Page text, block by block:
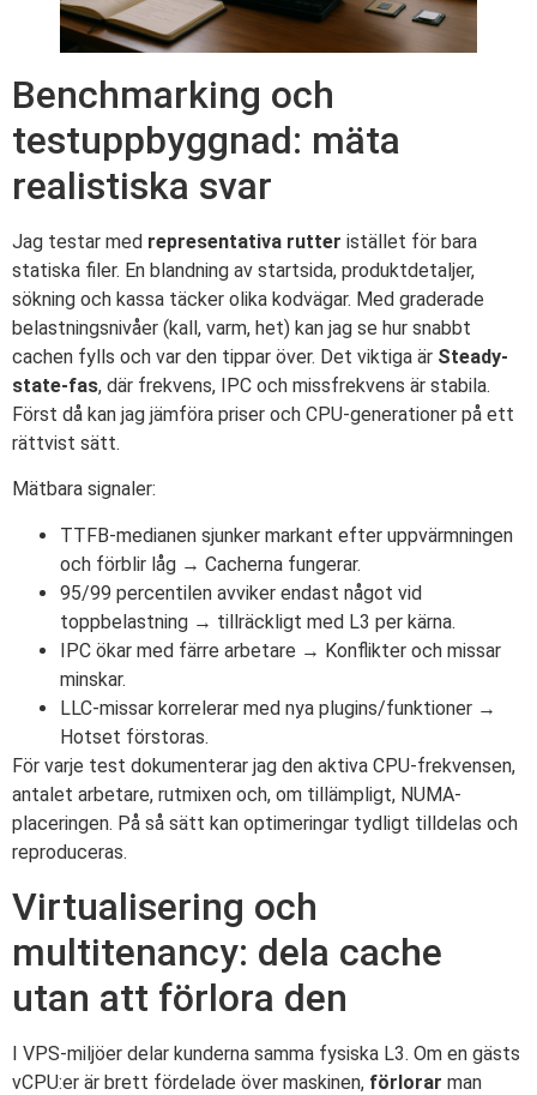
Benchmarking och
testuppbyggnad: mäta
realistiska svar
Jag testar med representativa rutter istället för bara
statiska filer. En blandning av startsida, produktdetaljer,
sökning och kassa täcker olika kodvägar. Med graderade
belastningsnivåer (kall, varm, het) kan jag se hur snabbt
cachen fylls och var den tippar över. Det viktiga är Steady-
state-fas, där frekvens, IPC och missfrekvens är stabila.
Först då kan jag jämföra priser och CPU-generationer på ett
rättvist sätt.
Mätbara signaler:
TTFB-medianen sjunker markant efter uppvärmningen
och förblir låg → Cacherna fungerar.
95/99 percentilen avviker endast något vid
toppbelastning → tillräckligt med L3 per kärna.
IPC ökar med färre arbetare → Konflikter och missar
minskar.
LLC-missar korrelerar med nya plugins/funktioner →
Hotset förstoras.
För varje test dokumenterar jag den aktiva CPU-frekvensen,
antalet arbetare, rutmixen och, om tillämpligt, NUMA-
placeringen. På så sätt kan optimeringar tydligt tilldelas och
reproduceras.
Virtualisering och
multitenancy: dela cache
utan att förlora den
I VPS-miljöer delar kunderna samma fysiska L3. Om en gästs
vCPU:er är brett fördelade över maskinen, förlorar man